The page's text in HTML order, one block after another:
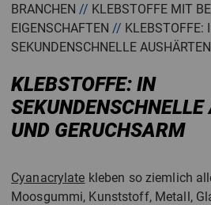
Konto Shift +
Menü ein-/ausblenden Shift +
BRANCHEN // KLEBSTOFFE MIT
EIGENSCHAFTEN // KLEBSTOFFE:
SEKUNDENSCHNELLE
KLEBSTOFFE: IN
UND GERUCHSARM
Cyanacrylate kleben so ziemlich
Moosgummi, Kunststoff, Metall,